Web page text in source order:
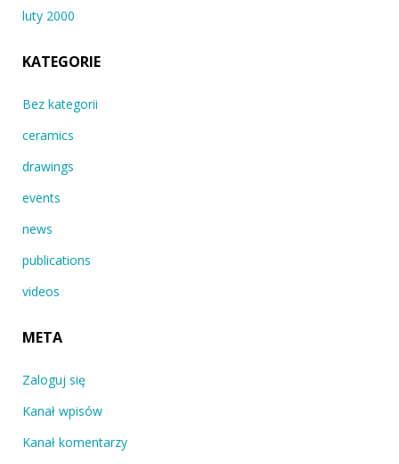
luty 2000
KATEGORIE
Bez kategorii
ceramics
drawings
events
news
publications
videos
META
Zaloguj się
Kanał wpisów
Kanał komentarzy